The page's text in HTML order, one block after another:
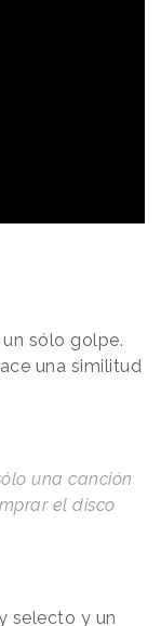
sólo golpe.
una similitud
una canción
el disco
selecto y un